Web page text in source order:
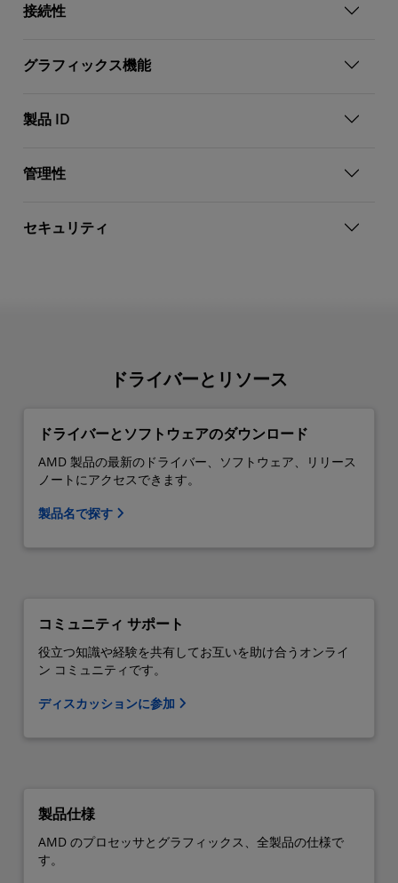
接続性
グラフィックス機能
製品 ID
管理性
セキュリティ
ドライバーとリソース
ドライバーとソフトウェアのダウンロード
AMD 製品の最新のドライバー、ソフトウェア、リリース
ノートにアクセスできます。
製品名で探す
コミュニティ サポート
役立つ知識や経験を共有してお互いを助け合うオンライ
ン コミュニティです。
ディスカッションに参加
製品仕様
AMD のプロセッサとグラフィックス、全製品の仕様で
す。